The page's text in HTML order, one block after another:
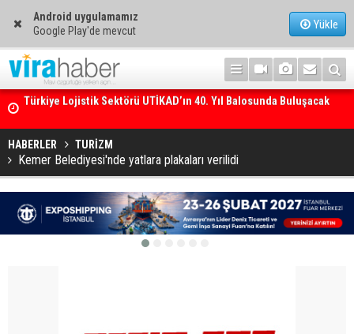
Android uygulamamız
Google Play'de mevcut
Yükle
250’den fazla tekne Bodrum’da görücüye çıkacak
HABERLER TURİZM
Kemer Belediyesi'nde yatlara plakaları verilidi